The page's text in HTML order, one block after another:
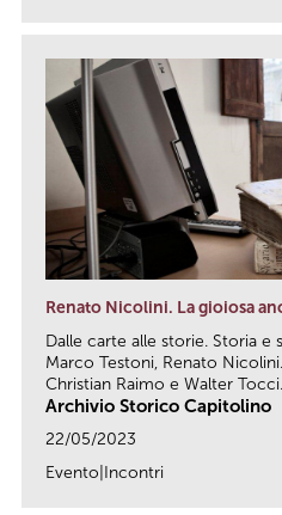
Renato Nicolini. La gioiosa
Dalle carte alle storie. Storia e
Marco Testoni, Renato
Christian Raimo e Walter
Archivio Storico Capitolino
22/05/2023
Evento|Incontri